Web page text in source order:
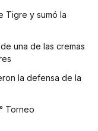
Tigre y sumó la
una de las cremas
la defensa de la
Torneo